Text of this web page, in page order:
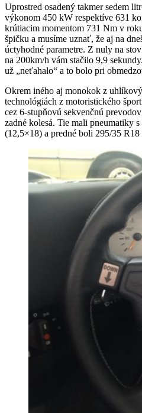
Uprostred osadený takmer sedem
výkonom 450 kW respektíve 631
krútiacim momentom 731 Nm v
špičku a musíme uznať, že aj na
úctyhodné parametre. Z nuly na
na 200km/h vám stačilo 9,9
už „neťahalo“ a to bolo pri
Okrem iného aj monokok z
technológiách z motoristického
cez 6-stupňovú sekvenčnú
zadné kolesá. Tie mali pneumatiky
(12,5×18) a predné boli 295/35